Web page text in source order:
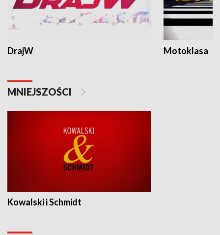
DrajW Motoklasa
MNIEJSZOŚCI
Kowalski i Schmidt